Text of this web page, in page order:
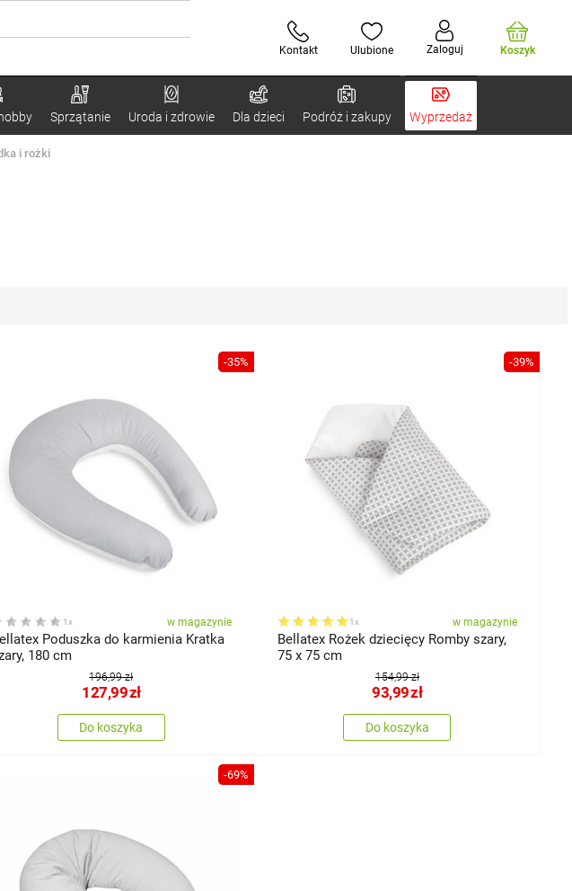
Kontakt Ulubione Zaloguj Koszyk
Sprzątanie Uroda i zdrowie Dla dzieci Podróż i zakupy Wyprzedaż
i rożki
-35%
1x w magazynie
Poduszka do karmienia Kratka
180 cm
196,99 zł
127,99zł
Do koszyka
-39%
1x w magazynie
Bellatex Rożek dziecięcy Romby szary,
75 x 75 cm
154,99 zł
93,99zł
Do koszyka
-69%